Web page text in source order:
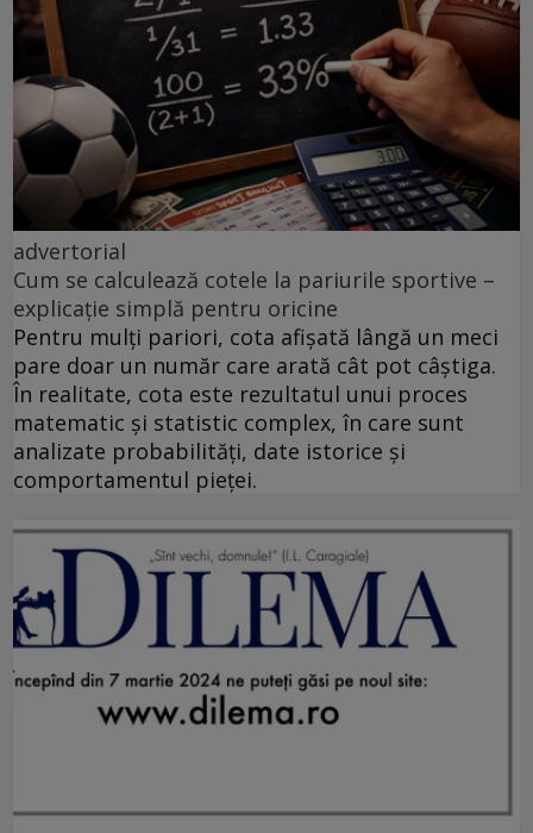
advertorial
Cum se calculează cotele la pariurile sportive –
explicație simplă pentru oricine
Pentru mulți pariori, cota afișată lângă un meci
pare doar un număr care arată cât pot câștiga.
În realitate, cota este rezultatul unui proces
matematic și statistic complex, în care sunt
analizate probabilități, date istorice și
comportamentul pieței.